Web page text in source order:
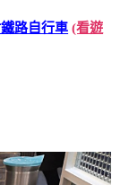
路自行車 (看遊